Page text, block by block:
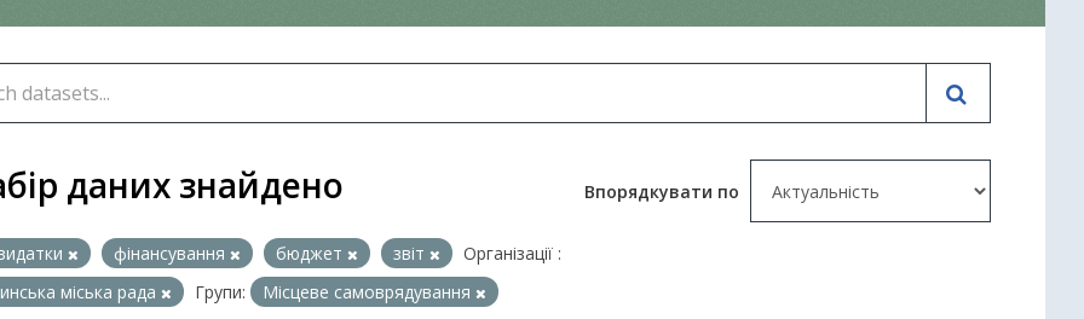
Впорядкувати по
даних знайдено
фінансування бюджет звіт
Організації :
міська рада
Групи: Місцеве самоврядування